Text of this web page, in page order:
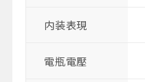
内装表現
電瓶電壓